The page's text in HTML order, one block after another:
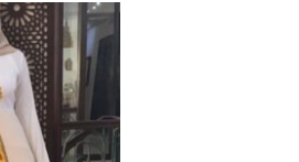
Ajouter
à la liste
de
souhaits